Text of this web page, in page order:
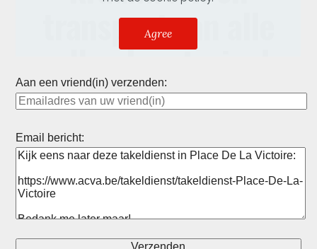
Aan een vriend(in) verzenden:
Email bericht: